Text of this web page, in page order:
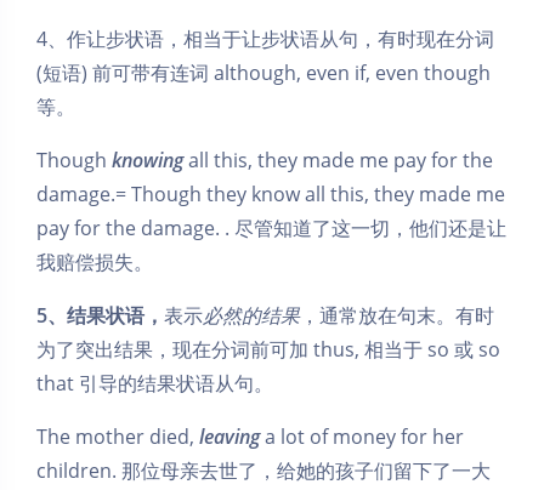
4、作让步状语，相当于让步状语从句，有时现在分词
(短语) 前可带有连词 although, even if, even though
等。
Though knowingall this, they made me pay for the
damage.= Though they know all this, they made me
pay for the damage. . 尽管知道了这一切，他们还是让
我赔偿损失。
5、结果状语， 表示必然的结果，通常放在句末。有时
为了突出结果，现在分词前可加 thus, 相当于 so 或 so
that 引导的结果状语从句。
The mother died, leavinga lot of money for her
children. 那位母亲去世了，给她的孩子们留下了一大